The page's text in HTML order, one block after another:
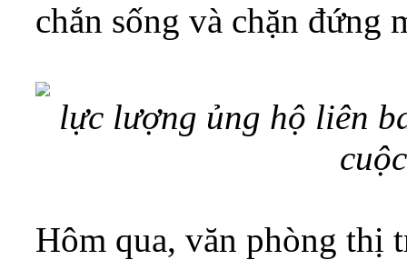
chắn sống và chặn
lực lượng ủng hộ liên
Hôm qua, văn phòng thị